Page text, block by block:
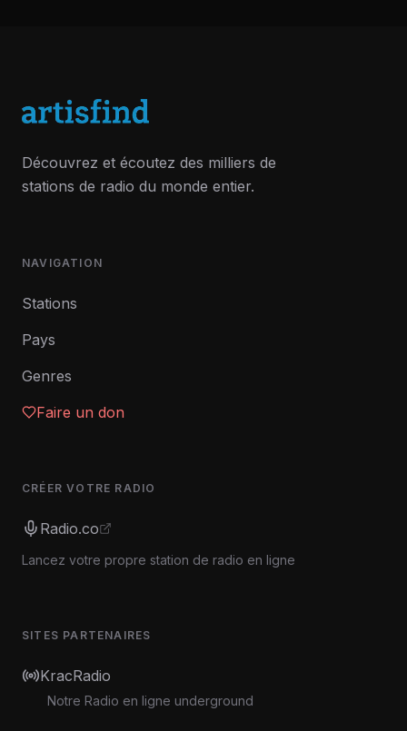
Découvrez et écoutez des milliers de
stations de radio du monde entier.
NAVIGATION
Stations
Pays
Genres
Faire un don
CRÉER VOTRE RADIO
Radio.co
Lancez votre propre station de radio en ligne
SITES PARTENAIRES
KracRadio
Notre Radio en ligne underground